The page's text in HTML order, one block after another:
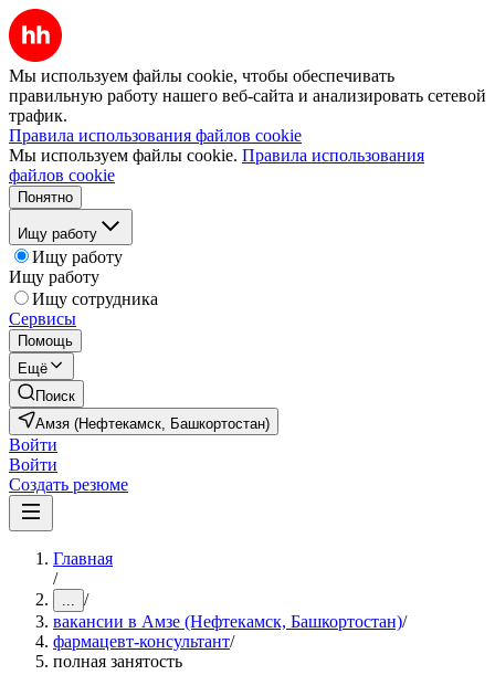
Мы используем файлы cookie, чтобы обеспечивать
правильную работу нашего веб-сайта и анализировать сетевой
трафик.
Правила использования файлов cookie
Мы используем файлы cookie. Правила использования
файлов cookie
Понятно
Ищу работу
Ищу работу
Ищу работу
Ищу сотрудника
Сервисы
Помощь
Ещё
Поиск
Амзя (Нефтекамск, Башкортостан)
Войти
Войти
Создать резюме
Главная
/
... /
вакансии в Амзе (Нефтекамск, Башкортостан)/
фармацевт-консультант/
полная занятость